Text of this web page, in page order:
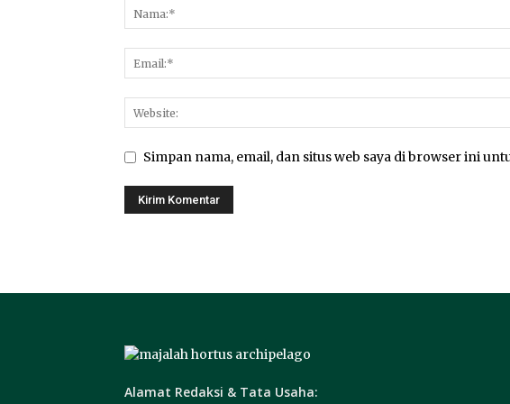
Simpan nama, email, dan situs web saya di browser ini
Alamat Redaksi & Tata Usaha: